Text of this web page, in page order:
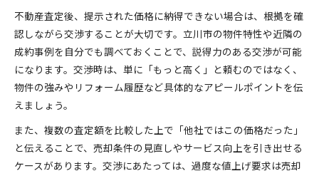
不動産査定後、提示された価格に納得できない場合は、根拠を確
認しながら交渉することが大切です。立川市の物件特性や近隣の
成約事例を自分でも調べておくことで、説得力のある交渉が可能
になります。交渉時は、単に「もっと高く」と頼むのではなく、
物件の強みやリフォーム履歴など具体的なアピールポイントを伝
えましょう。
また、複数の査定額を比較した上で「他社ではこの価格だった」
と伝えることで、売却条件の見直しやサービス向上を引き出せる
ケースがあります。交渉にあたっては、過度な値上げ要求は売却